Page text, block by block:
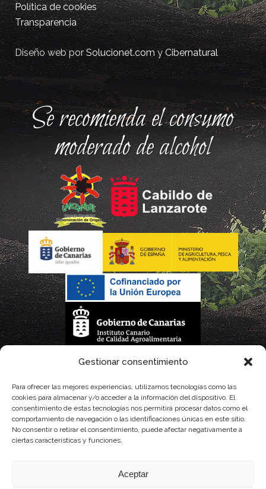
Gestionar consentimiento
Para ofrecer las mejores experiencias, utilizamos tecnologías como las
cookies para almacenar y/o acceder a la información del dispositivo. El
consentimiento de estas tecnologías nos permitirá procesar datos como el
comportamiento de navegación o las identificaciones únicas en este sitio.
No consentir o retirar el consentimiento, puede afectar negativamente a
ciertas características y funciones.
Aceptar
Política de cookies
Transparencia
Diseño web porSolucionet.comyCibernatural
Se recomienda el consumo
moderado de alcohol
La gestión de la DOP Lanzarote realizada por este Consejo Regulador es financiada,
con fondos provenientes del presupuesto de gastos del Instituto Canario de
Calidad Agroalimentaria